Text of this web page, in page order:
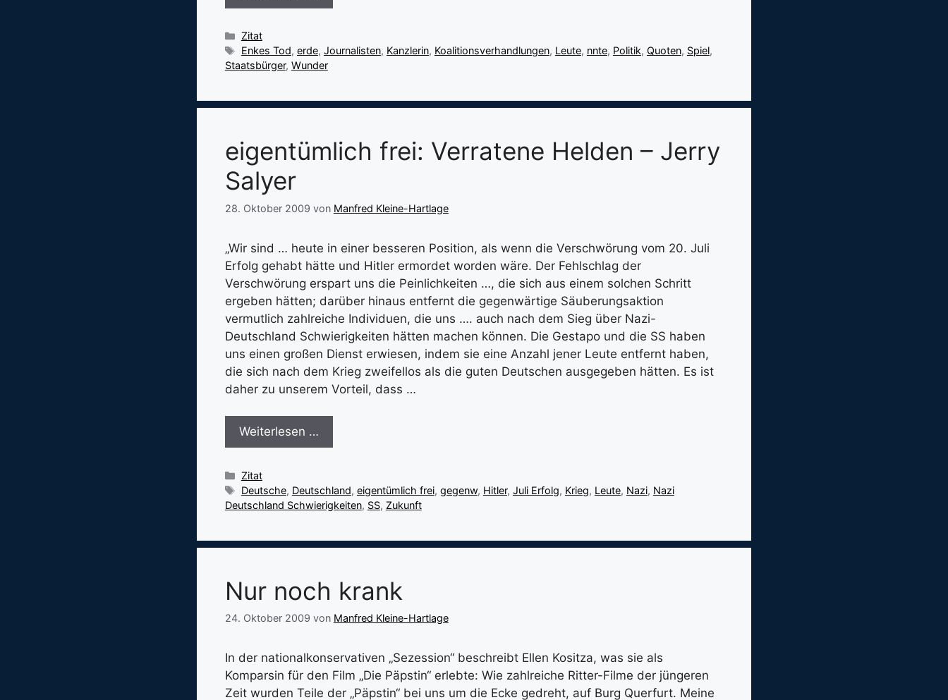
Kategorien
Zitat
Schlagwörter
Enkes Tod, erde, Journalisten, Kanzlerin, Koalitionsverhandlungen, Leute, nnte, Politik, Quoten, Spiel,
Staatsbürger, Wunder
eigentümlich frei: Verratene Helden – Jerry
Salyer
28. Oktober 2009 von Manfred Kleine-Hartlage
„Wir sind … heute in einer besseren Position, als wenn die Verschwörung vom 20. Juli
Erfolg gehabt hätte und Hitler ermordet worden wäre. Der Fehlschlag der
Verschwörung erspart uns die Peinlichkeiten …, die sich aus einem solchen Schritt
ergeben hätten; darüber hinaus entfernt die gegenwärtige Säuberungsaktion
vermutlich zahlreiche Individuen, die uns …. auch nach dem Sieg über Nazi-
Deutschland Schwierigkeiten hätten machen können. Die Gestapo und die SS haben
uns einen großen Dienst erwiesen, indem sie eine Anzahl jener Leute entfernt haben,
die sich nach dem Krieg zweifellos als die guten Deutschen ausgegeben hätten. Es ist
daher zu unserem Vorteil, dass …
Weiterlesen …
Kategorien
Zitat
Schlagwörter
Deutsche, Deutschland, eigentümlich frei, gegenw, Hitler, Juli Erfolg, Krieg, Leute, Nazi, Nazi
Deutschland Schwierigkeiten, SS, Zukunft
Nur noch krank
24. Oktober 2009 von Manfred Kleine-Hartlage
In der nationalkonservativen „Sezession“ beschreibt Ellen Kositza, was sie als
Komparsin für den Film „Die Päpstin“ erlebte: Wie zahlreiche Ritter-Filme der jüngeren
Zeit wurden Teile der „Päpstin“ bei uns um die Ecke gedreht, auf Burg Querfurt. Meine